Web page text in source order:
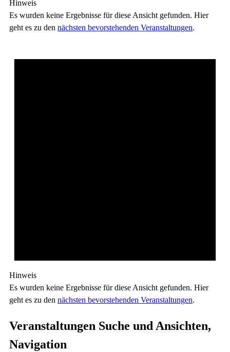
Hinweis
Es wurden keine Ergebnisse für diese Ansicht gefunden. Hier
geht es zu den nächsten bevorstehenden Veranstaltungen.
Hinweis
Es wurden keine Ergebnisse für diese Ansicht gefunden. Hier
geht es zu den nächsten bevorstehenden Veranstaltungen.
Veranstaltungen Suche und Ansichten,
Navigation